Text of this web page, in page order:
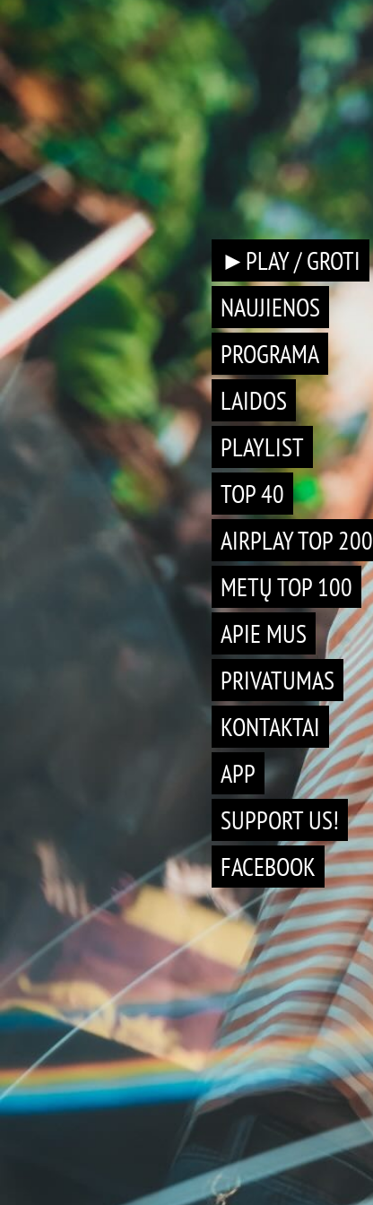
►PLAY / GROTI
NAUJIENOS
PROGRAMA
LAIDOS
PLAYLIST
TOP 40
AIRPLAY TOP 200
METŲ TOP 100
APIE MUS
PRIVATUMAS
KONTAKTAI
APP
SUPPORT US!
FACEBOOK